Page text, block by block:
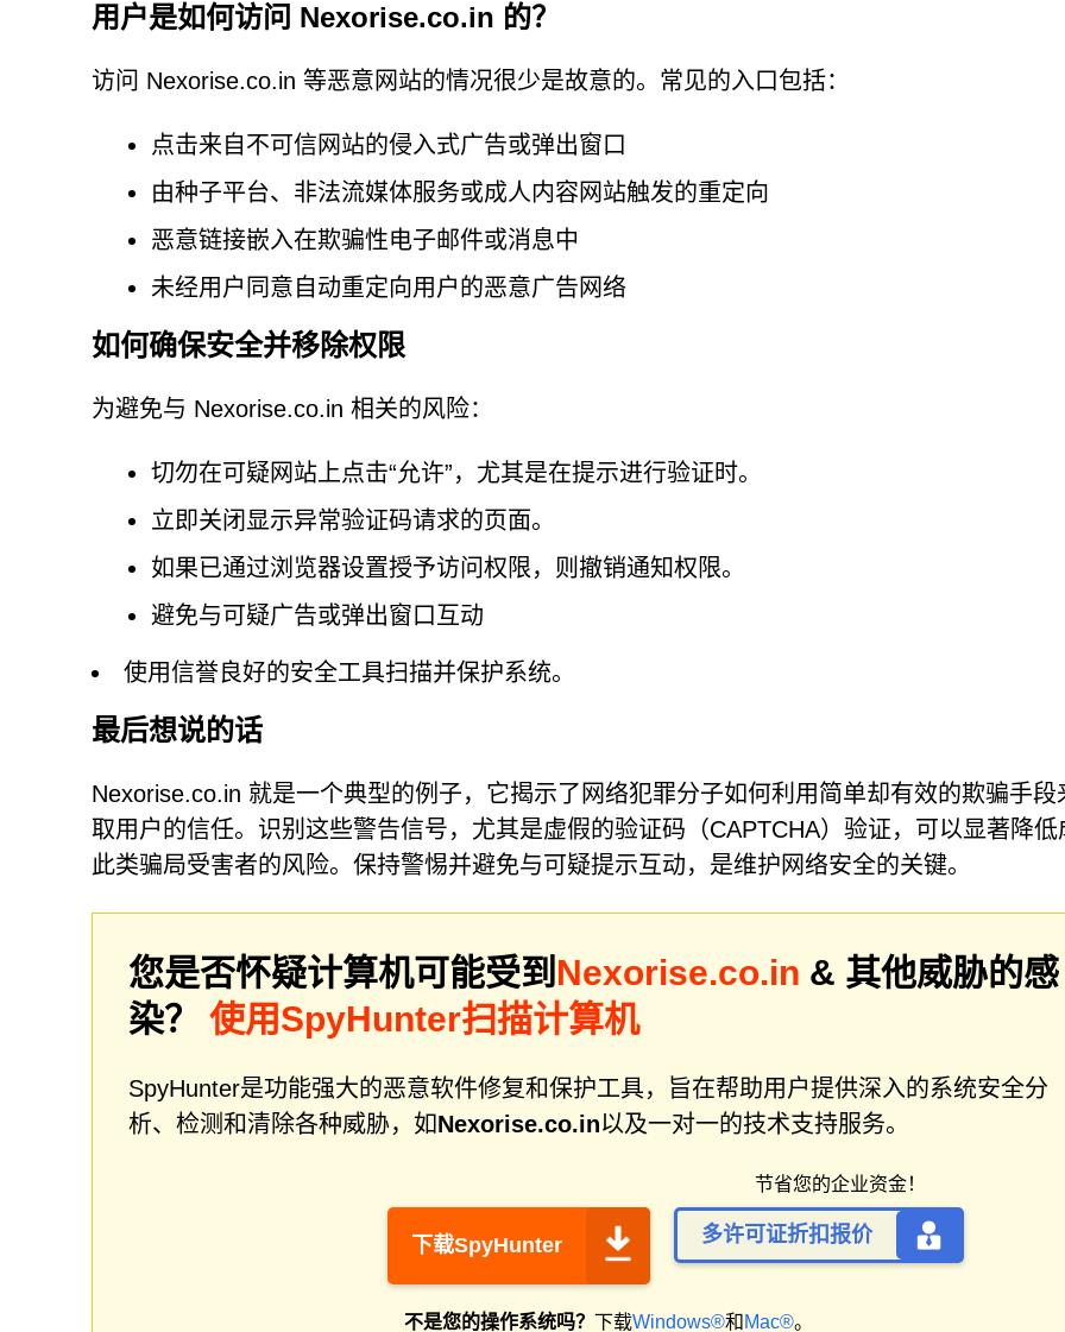
用户是如何访问 Nexorise.co.in 的？
访问 Nexorise.co.in 等恶意网站的情况很少是故意的。常见的入口包括：
点击来自不可信网站的侵入式广告或弹出窗口
由种子平台、非法流媒体服务或成人内容网站触发的重定向
恶意链接嵌入在欺骗性电子邮件或消息中
未经用户同意自动重定向用户的恶意广告网络
如何确保安全并移除权限
为避免与 Nexorise.co.in 相关的风险：
切勿在可疑网站上点击“允许”，尤其是在提示进行验证时。
立即关闭显示异常验证码请求的页面。
如果已通过浏览器设置授予访问权限，则撤销通知权限。
避免与可疑广告或弹出窗口互动
使用信誉良好的安全工具扫描并保护系统。
最后想说的话
Nexorise.co.in 就是一个典型的例子，它揭示了网络犯罪分子如何利用简单却有效的欺骗手段
取用户的信任。识别这些警告信号，尤其是虚假的验证码（CAPTCHA）验证，可以显著降低
此类骗局受害者的风险。保持警惕并避免与可疑提示互动，是维护网络安全的关键。
您是否怀疑计算机可能受到 Nexorise.co.in & 其他威胁的感
染？ 使用SpyHunter扫描计算机
SpyHunter是功能强大的恶意软件修复和保护工具，旨在帮助用户提供深入的系统安全分
析、检测和清除各种威胁，如Nexorise.co.in以及一对一的技术支持服务。
下载SpyHunter
节省您的企业资金！
多许可证折扣报价
不是您的操作系统吗？ 下载Windows®和 Mac®。